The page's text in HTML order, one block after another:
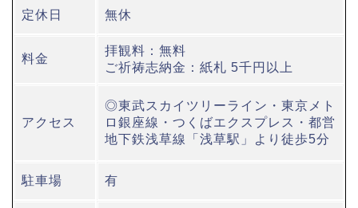
定休日 無休
料金
拝観料：無料
ご祈祷志納金：紙札 5千円以上
アクセス
◎東武スカイツリーライン・東京メト
ロ銀座線・つくばエクスプレス・都営
地下鉄浅草線「浅草駅」より徒歩5分
駐車場 有